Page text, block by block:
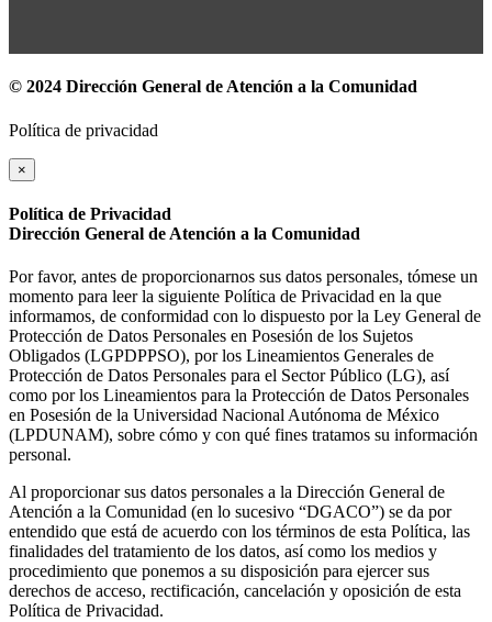
© 2024 Dirección General de Atención a la Comunidad
Política de privacidad
×
Política de Privacidad
Dirección General de Atención a la Comunidad
Por favor, antes de proporcionarnos sus datos personales, tómese un
momento para leer la siguiente Política de Privacidad en la que
informamos, de conformidad con lo dispuesto por la Ley General de
Protección de Datos Personales en Posesión de los Sujetos
Obligados (LGPDPPSO), por los Lineamientos Generales de
Protección de Datos Personales para el Sector Público (LG), así
como por los Lineamientos para la Protección de Datos Personales
en Posesión de la Universidad Nacional Autónoma de México
(LPDUNAM), sobre cómo y con qué fines tratamos su información
personal.
Al proporcionar sus datos personales a la Dirección General de
Atención a la Comunidad (en lo sucesivo “DGACO”) se da por
entendido que está de acuerdo con los términos de esta Política, las
finalidades del tratamiento de los datos, así como los medios y
procedimiento que ponemos a su disposición para ejercer sus
derechos de acceso, rectificación, cancelación y oposición de esta
Política de Privacidad.